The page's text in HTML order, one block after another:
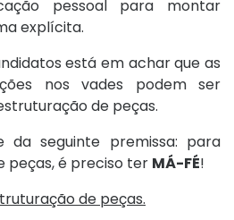
pessoal para montar
explícita.
está em achar que as
nos vades podem ser
de peças.
da seguinte premissa: para
peças, é preciso ter MÁ-FÉ!
de peças.